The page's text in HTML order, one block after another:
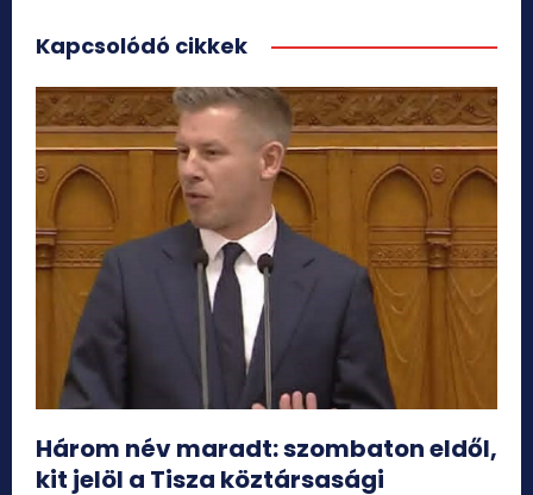
Kapcsolódó cikkek
Három név maradt: szombaton eldől,
kit jelöl a Tisza köztársasági